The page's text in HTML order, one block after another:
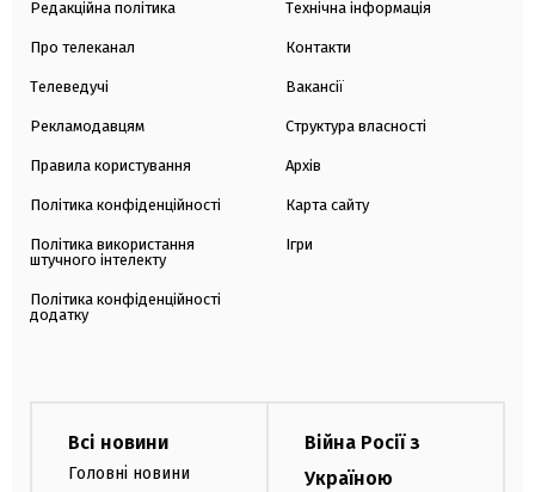
Редакційна політика
Про телеканал
Телеведучі
Рекламодавцям
Правила користування
Політика конфіденційності
Політика використання
штучного інтелекту
Політика конфіденційності
додатку
Технічна інформація
Контакти
Вакансії
Структура власності
Архів
Карта сайту
Ігри
Всі новини
Головні новини
Війна Росії з
Україною